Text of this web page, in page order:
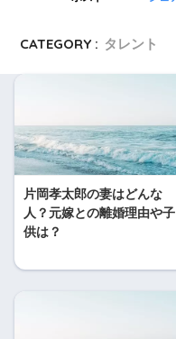
CATEGORY : タレント
片岡孝太郎の妻はどんな
人？元嫁との離婚理由や子
供は？